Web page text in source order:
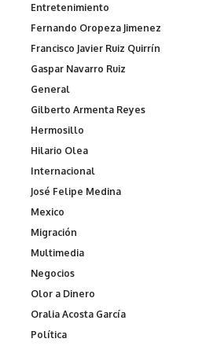
Entretenimiento
Fernando Oropeza Jimenez
Francisco Javier Ruiz Quirrín
Gaspar Navarro Ruiz
General
Gilberto Armenta Reyes
Hermosillo
Hilario Olea
Internacional
José Felipe Medina
Mexico
Migración
Multimedia
Negocios
Olor a Dinero
Oralia Acosta García
Política